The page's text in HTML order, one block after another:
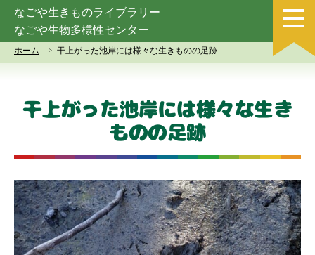
なごや生きものライブラリー
なごや生物多様性センター
ホーム 干上がった池岸には様々な生きものの足跡
干上がった池岸には様々な生き
ものの足跡